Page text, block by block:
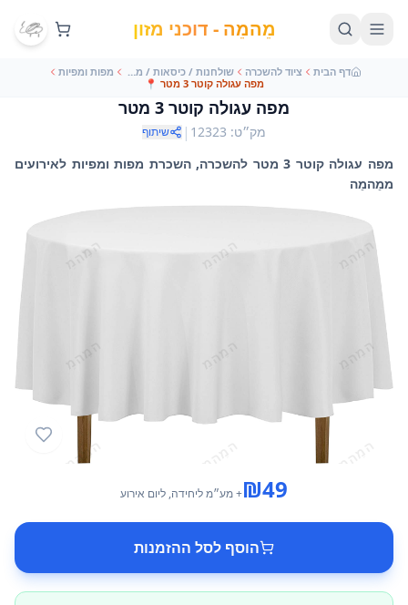
מֵהמֵה - דוכני מזון
דף הבית ציוד להשכרה שולחנות / כיסאות / מפות
מפות ומפיות
מפה עגולה קוטר 3 מטר
📍
מפה עגולה קוטר 3 מטר
מק״ט:
12323
| שיתוף
מפה עגולה קוטר 3 מטר להשכרה, השכרת מפות ומפיות לאירועים
ממֵהמֵה
₪49 + מע״מליחידה, ליום אירוע
הוסף לסל ההזמנות